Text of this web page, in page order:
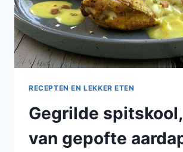
RECEPTEN EN LEKKER ETEN
Gegrilde
van gepofte